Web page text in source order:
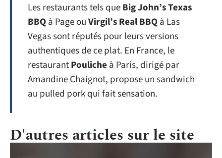
Les restaurants tels queBig John’s Texas
BBQà Page ouVirgil’s Real BBQà Las
Vegas sont réputés pour leurs versions
authentiques de ce plat. En France, le
restaurantPouliche à Paris, dirigé par
Amandine Chaignot, propose un sandwich
au pulled pork qui fait sensation.
D'autres articles sur le site